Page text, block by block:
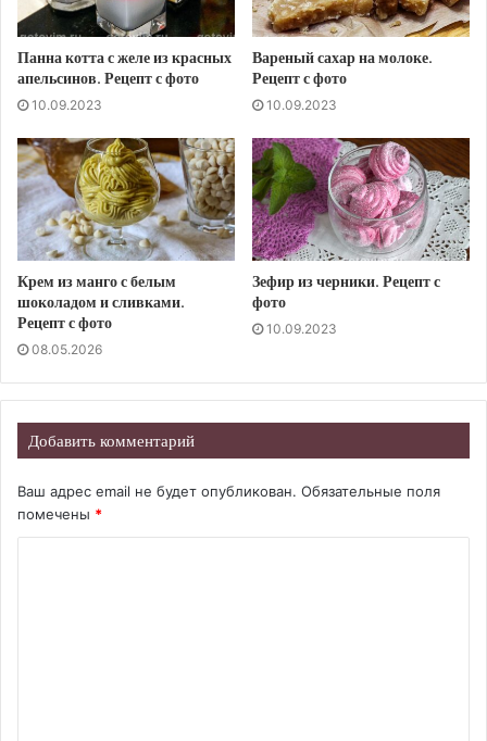
Панна котта с желе из красных
апельсинов. Рецепт с фото
10.09.2023
Вареный сахар на молоке.
Рецепт с фото
10.09.2023
Крем из манго с белым
шоколадом и сливками.
Рецепт с фото
08.05.2026
Зефир из черники. Рецепт с
фото
10.09.2023
Добавить комментарий
Ваш адрес email не будет опубликован. Обязательные поля
помечены *